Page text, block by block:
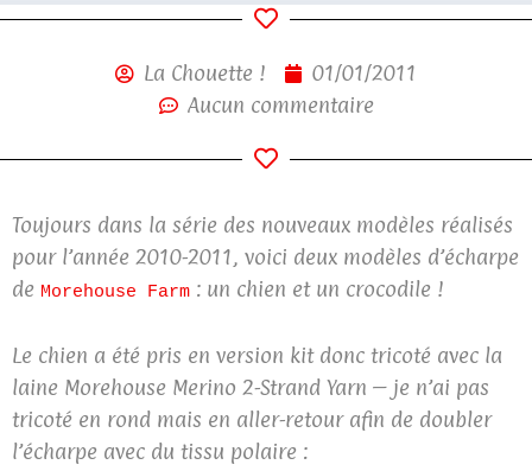
La Chouette !
01/01/2011
Aucun commentaire
Toujours dans la série des nouveaux modèles réalisés
pour l’année 2010-2011, voici deux modèles d’écharpe
de Morehouse Farm : un chien et un crocodile !
Le chien a été pris en version kit donc tricoté avec la
laine Morehouse Merino 2-Strand Yarn – je n’ai pas
tricoté en rond mais en aller-retour afin de doubler
l’écharpe avec du tissu polaire :